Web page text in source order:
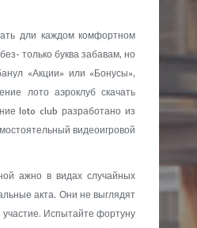
дли каждом комфортном
только буква забавам, но
«Акции» или «Бонусы»,
лото аэроклуб скачать
loto club разработано из
видеоигровой
ажно в видах случайных
акта. Они не выглядят
Испытайте фортуну